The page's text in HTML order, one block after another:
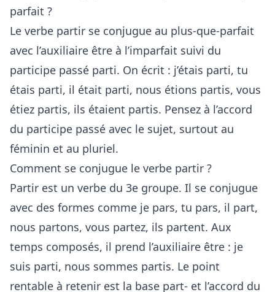
parfait ?
Le verbe partir se conjugue au plus-que-parfait
avec l’auxiliaire être à l’imparfait suivi du
participe passé parti. On écrit : j’étais parti, tu
étais parti, il était parti, nous étions partis, vous
étiez partis, ils étaient partis. Pensez à l’accord
du participe passé avec le sujet, surtout au
féminin et au pluriel.
Comment se conjugue le verbe partir ?
Partir est un verbe du 3e groupe. Il se conjugue
avec des formes comme je pars, tu pars, il part,
nous partons, vous partez, ils partent. Aux
temps composés, il prend l’auxiliaire être : je
suis parti, nous sommes partis. Le point
rentable à retenir est la base part- et l’accord du